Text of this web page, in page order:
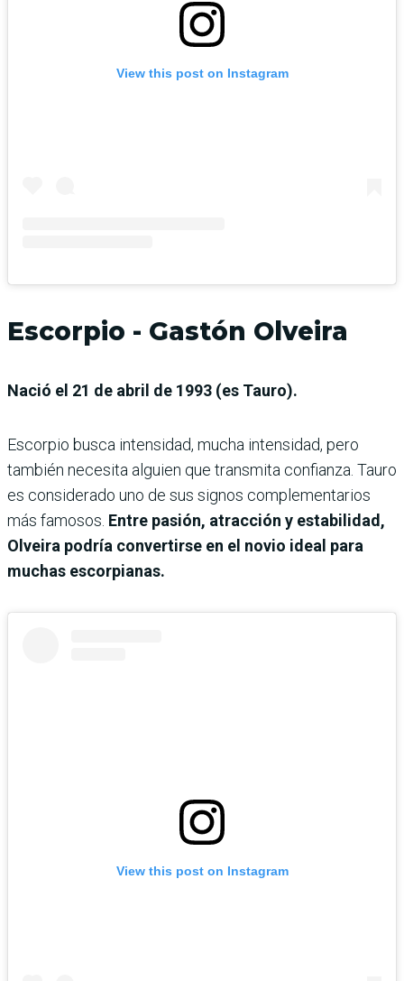
View this post on Instagram
Escorpio - Gastón Olveira
Nació el 21 de abril de 1993 (es Tauro).
Escorpio busca intensidad, mucha intensidad, pero
también necesita alguien que transmita confianza. Tauro
es considerado uno de sus signos complementarios
más famosos. Entre pasión, atracción y estabilidad,
Olveira podría convertirse en el novio ideal para
muchas escorpianas.
View this post on Instagram